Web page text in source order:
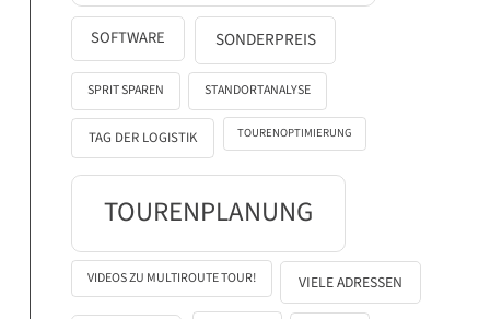
SOFTWARE SONDERPREIS
SPRIT SPAREN STANDORTANALYSE
TAG DER LOGISTIK TOURENOPTIMIERUNG
TOURENPLANUNG
VIDEOS ZU MULTIROUTE TOUR! VIELE ADRESSEN